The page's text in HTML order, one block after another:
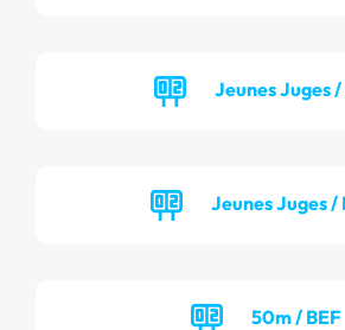
Jeunes Juges /
Jeunes Juges /
50m / BEF